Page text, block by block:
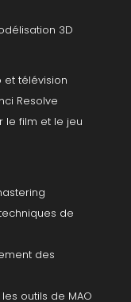
3D
et télévision
Resolve
le film et le jeu
de
des
outils de MAO